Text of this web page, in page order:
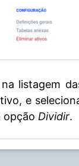
listagem
e
opção Dividir.